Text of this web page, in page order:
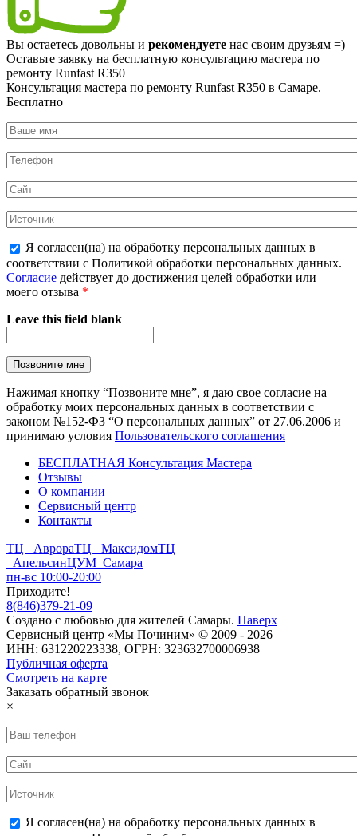
Вы остаетесь довольны и рекомендуете нас своим друзьям =)
Оставьте заявку на бесплатную консультацию мастера по
ремонту Runfast R350
Консультация мастера по ремонту Runfast R350 в Самаре.
Бесплатно
Я согласен(на) на обработку персональных данных в
соответствии с Политикой обработки персональных данных.
Согласие действует до достижения целей обработки или
моего отзыва *
Leave this field blank
Нажимая кнопку “Позвоните мне”, я даю свое согласие на
обработку моих персональных данных в соответствии с
законом №152-ФЗ “О персональных данных” от 27.06.2006 и
принимаю условия Пользовательского соглашения
БЕСПЛАТНАЯ Консультация Мастера
Отзывы
О компании
Сервисный центр
Контакты
ТЦ АврораТЦ МаксидомТЦ
АпельсинЦУМ Самара
пн-вс 10:00-20:00
Приходите!
8(846)379-21-09
Создано с любовью для жителей Самары. Наверх
Сервисный центр «Мы Починим» © 2009 - 2026
ИНН: 631220223338, ОГРН: 323632700006938
Публичная оферта
Смотреть на карте
Заказать обратный звонок
×
Я согласен(на) на обработку персональных данных в